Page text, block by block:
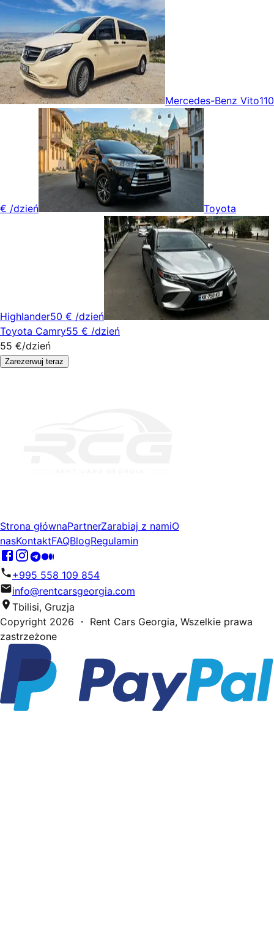
Mercedes-Benz Vito110
€ /dzień Toyota
Highlander50 € /dzień
Toyota Camry55 € /dzień
55 €/dzień
Zarezerwuj teraz
Strona głównaPartnerZarabiaj z namiO
nasKontaktFAQBlogRegulamin
+995 558 109 854
info@rentcarsgeorgia.com
Tbilisi, Gruzja
Copyright 2026 ・ Rent Cars Georgia, Wszelkie prawa
zastrzeżone